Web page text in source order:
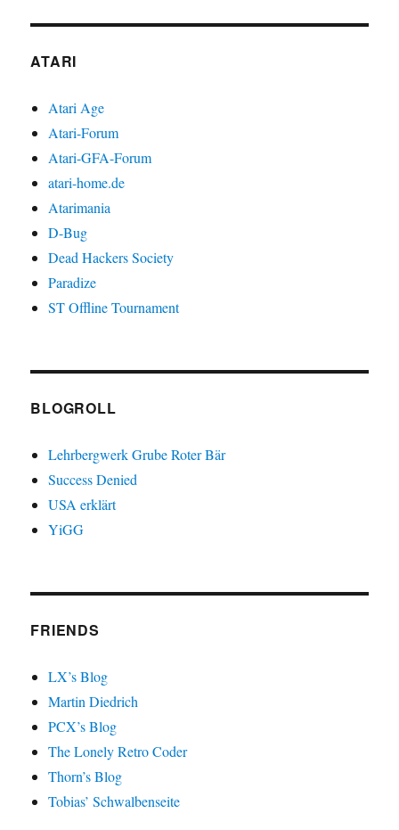
ATARI
Atari Age
Atari-Forum
Atari-GFA-Forum
atari-home.de
Atarimania
D-Bug
Dead Hackers Society
Paradize
ST Offline Tournament
BLOGROLL
Lehrbergwerk Grube Roter Bär
Success Denied
USA erklärt
YiGG
FRIENDS
LX’s Blog
Martin Diedrich
PCX’s Blog
The Lonely Retro Coder
Thorn’s Blog
Tobias’ Schwalbenseite